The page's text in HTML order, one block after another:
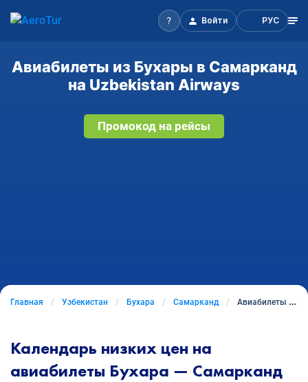
Войти РУС
Авиабилеты из Бухары в Самарканд
на Uzbekistan Airways
Промокод на рейсы
Главная Узбекистан Бухара Самарканд Авиабилеты из Бухары в Самарканд
Календарь низких цен на
авиабилеты Бухара — Самарканд